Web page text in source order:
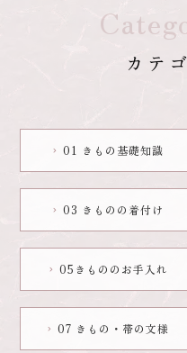
カテ
chevron_right 01 きもの基礎知識
chevron_right 03 きものの着付け
chevron_right 05きもののお手入れ
chevron_right 07 きもの・帯の文様